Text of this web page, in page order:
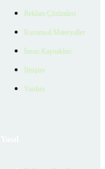
Reklam Çözümleri
Kurumsal Materyaller
İnsan Kaynakları
İletişim
Yardım